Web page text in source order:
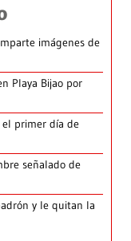
imágenes de
Playa Bijao por
el primer día de
señalado de
y le quitan la